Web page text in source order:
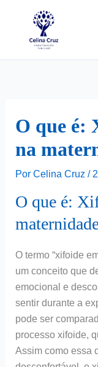
O que é:
na
Por Celina Cruz /
O que é:
O termo “xifoide
um conceito que
emocional e
sentir durante a
pode ser
processo xifoide,
Assim como essa